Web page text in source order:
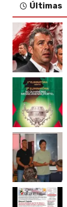
Últimas